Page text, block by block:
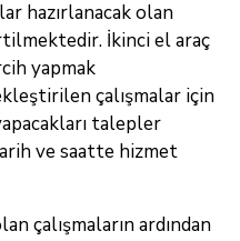
hazırlanacak olan
İkinci el araç
yapmak
çalışmalar için
talepler
ve saatte hizmet
çalışmaların ardından